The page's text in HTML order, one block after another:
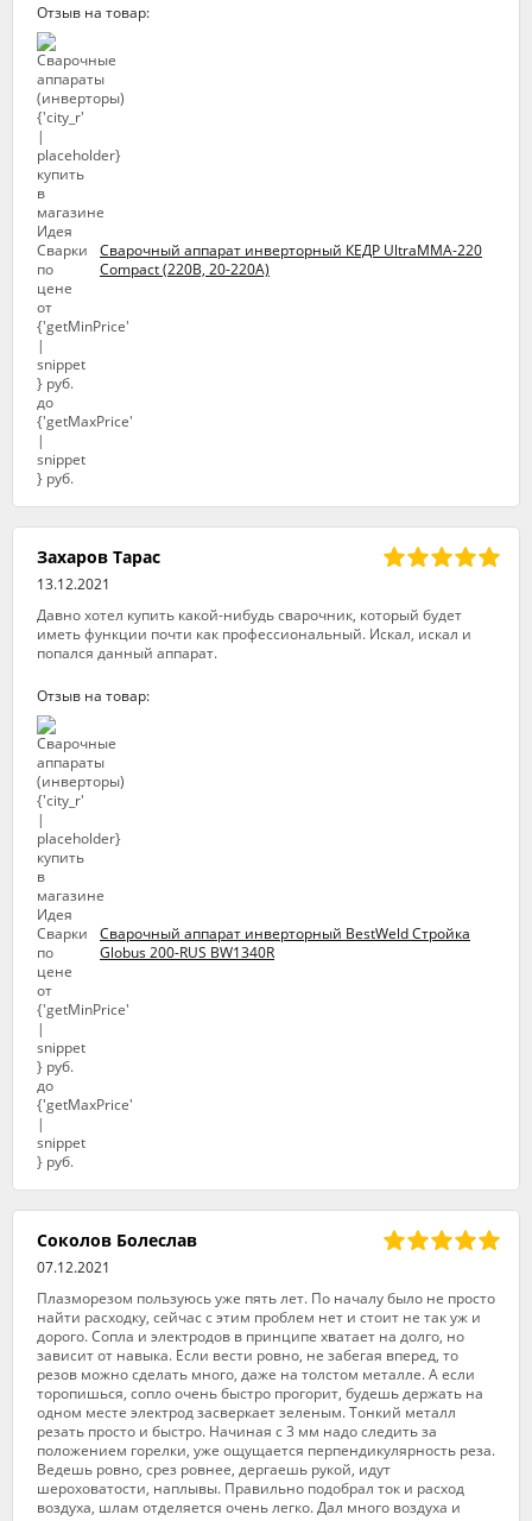
Отзыв на товар:
Сварочный аппарат инверторный КЕДР UltraMMA-220
Compact (220В, 20-220А)
Захаров Тарас
13.12.2021
Давно хотел купить какой-нибудь сварочник, который будет
иметь функции почти как профессиональный. Искал, искал и
попался данный аппарат.
Отзыв на товар:
Сварочный аппарат инверторный BestWeld Стройка
Globus 200-RUS BW1340R
Соколов Болеслав
07.12.2021
Плазморезом пользуюсь уже пять лет. По началу было не просто
найти расходку, сейчас с этим проблем нет и стоит не так уж и
дорого. Сопла и электродов в принципе хватает на долго, но
зависит от навыка. Если вести ровно, не забегая вперед, то
резов можно сделать много, даже на толстом металле. А если
торопишься, сопло очень быстро прогорит, будешь держать на
одном месте электрод засверкает зеленым. Тонкий металл
резать просто и быстро. Начиная с 3 мм надо следить за
положением горелки, уже ощущается перпендикулярность реза.
Ведешь ровно, срез ровнее, дергаешь рукой, идут
шероховатости, наплывы. Правильно подобрал ток и расход
воздуха, шлам отделяется очень легко. Дал много воздуха и